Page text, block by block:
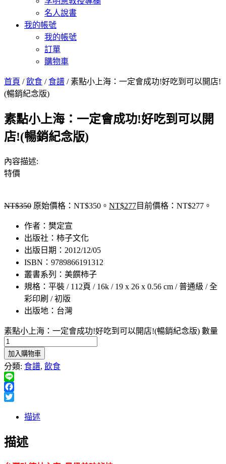
名人說書
我的帳號
我的帳號
訂單
購物車
首頁 /飲食 / 食譜 / 素點小上海：一定會成功!好吃到可以開店!
(暢銷紀念版)
素點小上海：一定會成功!好吃到可以開
店!(暢銷紀念版)
內容描述:
特價
NT$350 原始價格：NT$350。 NT$277目前價格：NT$277。
作者：樊定宣
出版社：柿子文化
出版日期：2012/12/05
ISBN：9789866191312
叢書系列：美饌柿子
規格：平裝 / 112頁 / 16k / 19 x 26 x 0.56 cm / 普通級 / 全
彩印刷 / 初版
出版地：台灣
素點小上海：一定會成功!好吃到可以開店!(暢銷紀念版) 數量
加入購物車
分類: 食譜, 飲食
Line
Facebook
描述
描述